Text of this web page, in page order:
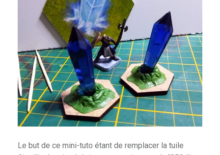
Le but de ce mini-tuto étant de remplacer la tuile